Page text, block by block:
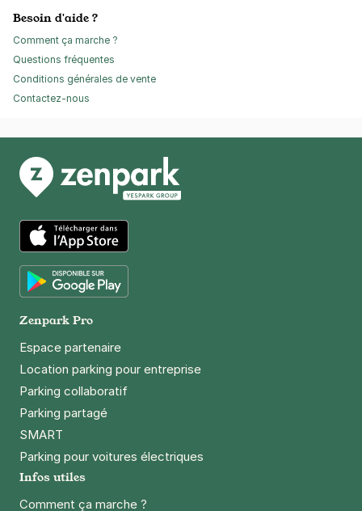
Besoin d'aide ?
Comment ça marche ?
Questions fréquentes
Conditions générales de vente
Contactez-nous
App Store
Zenpark Pro
Espace partenaire
Location parking pour entreprise
Parking collaboratif
Parking partagé
SMART
Parking pour voitures électriques
Infos utiles
Comment ça marche ?